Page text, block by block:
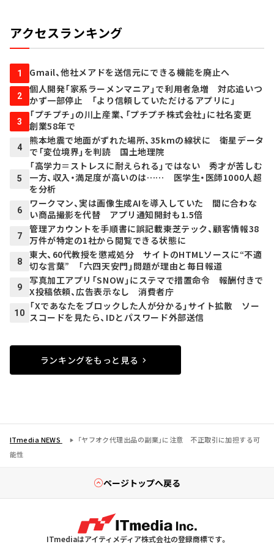
アクセスランキング
1 Gmail、他社メアドを送信元にできる機能を廃止へ
2
個人開発「家系ラーメンマニア」で利用者急増 対応追いつ
かず一部停止 「より信頼していただけるアプリに」
3
「プチプチ」の川上産業、「プチプチ株式会社」に社名変更
創業58年で
4
熊本地震で地面がずれた場所、35kmの線状に 衛星データ
で「変位境界」を判読 国土地理院
5
「高学力＝ストレスに耐えられる」ではない 秀才が苦しむ
一方、収入・満足度が高いのは…… 医学生・医師1000人超
を分析
6
ワークマン、実は画像生成AIを導入していた 間に合わな
い商品撮影を代替 アプリ通知開封も1.5倍
7
管理アカウントを手順書に誤記載――東芝テック、顧客情報38
万件が特定の1社から閲覧できる状態に
8
東大、60代教授を懲戒処分 サイトのHTMLソースに“不適
切な言葉” 「六四天安門」問題が理由と毎日報道
9
写真加工アプリ「SNOW」にステマで措置命令 報酬付きで
X投稿依頼、広告表示なし 消費者庁
10
「Xであなたをブロックした人が分かる」サイト拡散 ソー
スコードを見たら、IDとパスワード外部送信
ランキングをもっと見る
ITmedia NEWS
「ヤフオク代理出品の副業」に注意 不正取引に加担する可
能性
ページトップへ戻る
ITmediaはアイティメディア株式会社の登録商標です。